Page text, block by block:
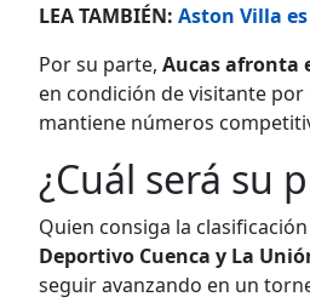
LEA TAMBIÉN: Aston Villa
Por su parte, Aucas afronta
en condición de visitante
mantiene números
¿Cuál será su
Quien consiga la
Deportivo Cuenca y La
seguir avanzando en un